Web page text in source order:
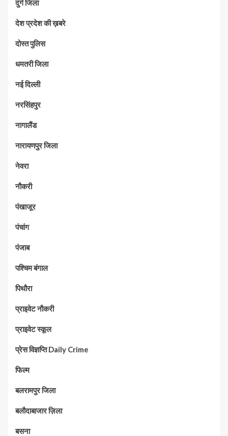
दुर्ग जिला
देश प्रदेश की ख़बरे
दोस्त पुलिस
धमतरी जिला
नई दिल्ली
नरसिंहपुर
नागालैंड
नारायणपुर जिला
नेवरा
नौकरी
पंखाजूर
पंचांग
पंजाब
पश्चिम बंगाल
पिथौरा
प्राइवेट नौकरी
प्राइवेट स्कूल
प्रेस विज्ञप्ति Daily Crime
फिल्म
बलरामपुर जिला
बलौदाबाजार ज़िला
बसना